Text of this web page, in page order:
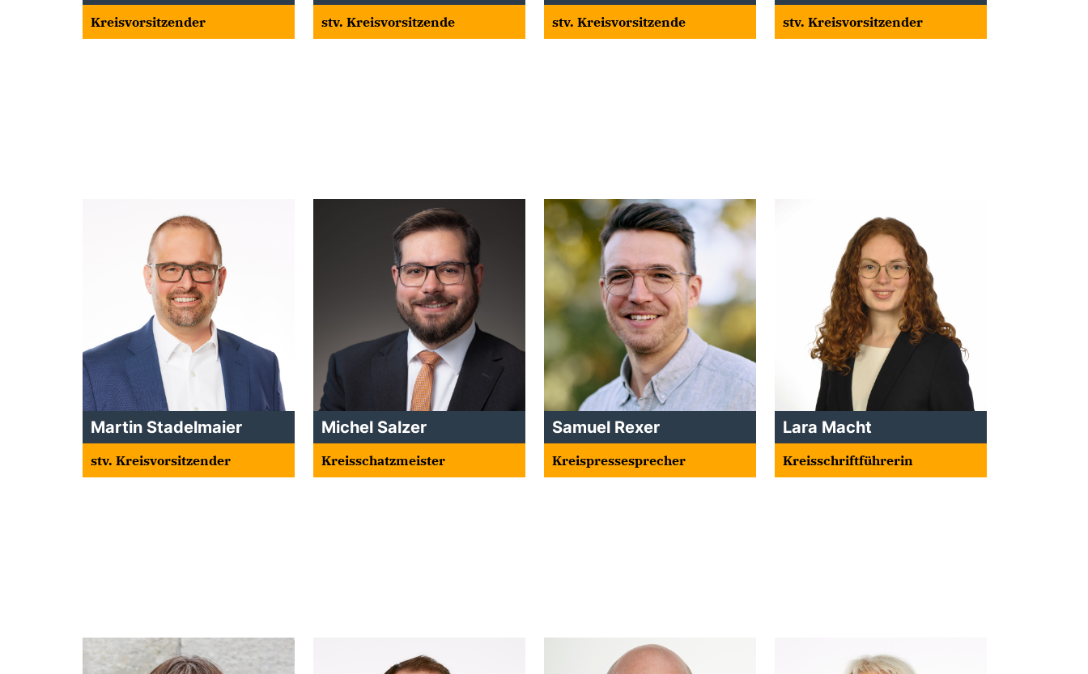
Kreisvorsitzender stv. Kreisvorsitzende stv. Kreisvorsitzende stv. Kreisvorsitzender
Martin Stadelmaier
stv. Kreisvorsitzender
Michel Salzer
Kreisschatzmeister
Samuel Rexer
Kreispressesprecher
Lara Macht
Kreisschriftführerin